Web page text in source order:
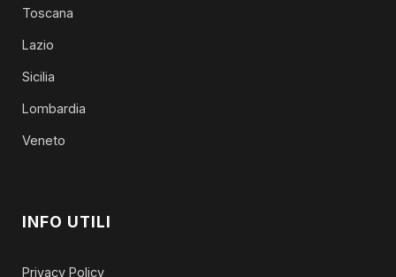
Toscana
Lazio
Sicilia
Lombardia
Veneto
INFO UTILI
Privacy Policy